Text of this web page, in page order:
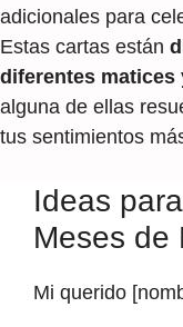
adicionales para
Estas cartas están
diferentes matices
alguna de ellas
tus sentimientos
Ideas
Meses de
Mi querido